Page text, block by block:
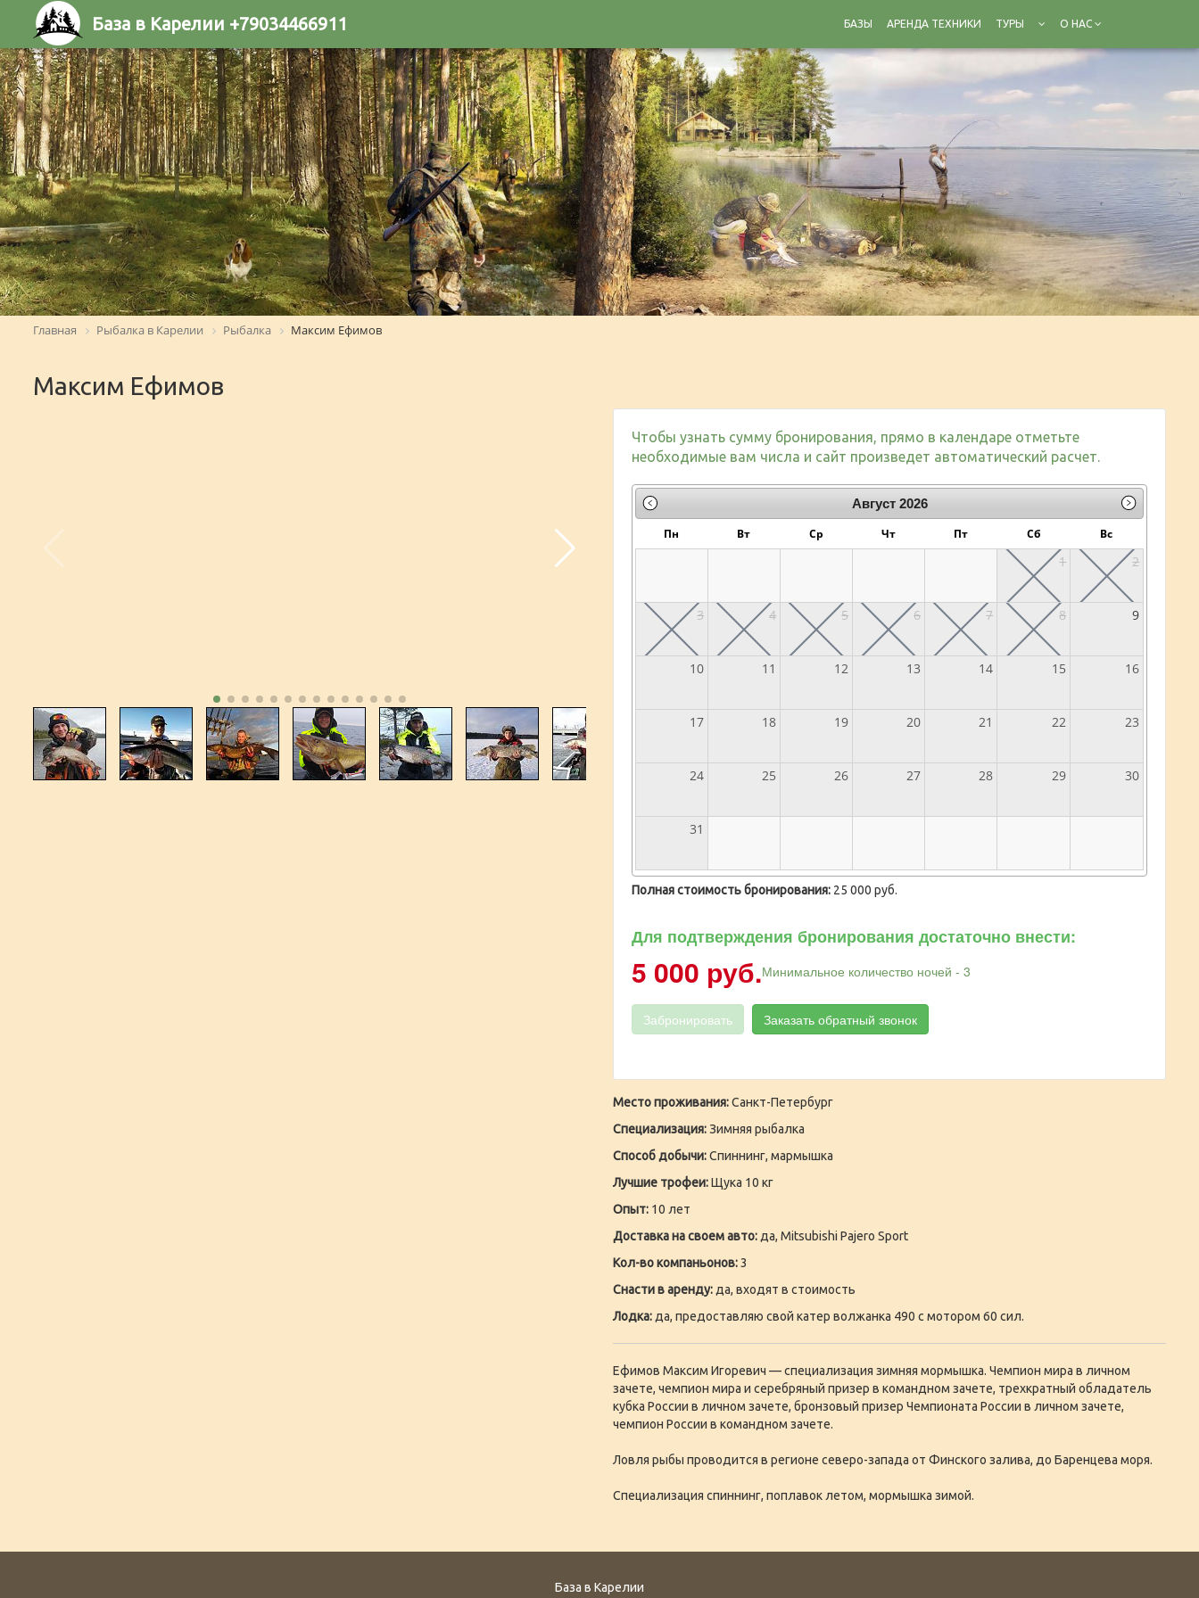
База в Карелии +79034466911 БАЗЫ АРЕНДА ТЕХНИКИ ТУРЫ О НАС
Главная Рыбалка в Карелии Рыбалка Максим Ефимов
Максим Ефимов
Чтобы узнать сумму бронирования, прямо в календаре отметьте
необходимые вам числа и сайт произведет автоматический расчет.
Август 2026
Пн Вт Ср Чт Пт Сб Вс
1 2
3 4 5 6 7 8 9
10 11 12 13 14 15 16
17 18 19 20 21 22 23
24 25 26 27 28 29 30
31
Полная стоимость бронирования: 25 000 руб.
Для подтверждения бронирования достаточно внести:
5 000 руб.Минимальное количество ночей - 3
Забронировать Заказать обратный звонок
Место проживания:Санкт-Петербург
Специализация:Зимняя рыбалка
Способ добычи:Спиннинг, мармышка
Лучшие трофеи:Щука 10 кг
Опыт: 10 лет
Доставка на своем авто: да, Mitsubishi Pajero Sport
Кол-во компаньонов:3
Снасти в аренду: да, входят в стоимость
Лодка: да, предоставляю свой катер волжанка 490 с мотором 60 сил.
Ефимов Максим Игоревич — специализация зимняя мормышка. Чемпион мира в личном
зачете, чемпион мира и серебряный призер в командном зачете, трехкратный обладатель
кубка России в личном зачете, бронзовый призер Чемпионата России в личном зачете,
чемпион России в командном зачете.
Ловля рыбы проводится в регионе северо-запада от Финского залива, до Баренцева моря.
Специализация спиннинг, поплавок летом, мормышка зимой.
База в Карелии